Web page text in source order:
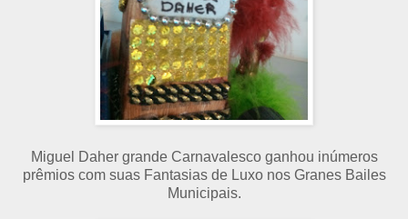
Miguel Daher grande Carnavalesco ganhou inúmeros
prêmios com suas Fantasias de Luxo nos Granes Bailes
Municipais.